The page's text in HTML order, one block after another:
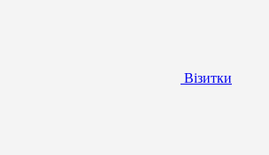
Візитки